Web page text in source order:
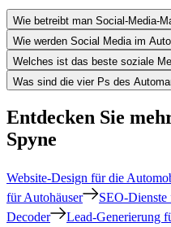
Wie betreibt man Social-Media-
Wie werden Social Media im
Welches ist das beste soziale
Was sind die vier Ps des
Entdecken Sie
Spyne
Website-Design für die
für Autohäuser
SEO-
Decoder
Lead-Generierung